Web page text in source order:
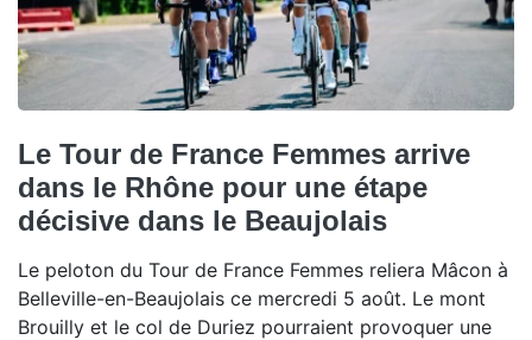
Le Tour de France Femmes arrive
dans le Rhône pour une étape
décisive dans le Beaujolais
Le peloton du Tour de France Femmes reliera Mâcon à
Belleville-en-Beaujolais ce mercredi 5 août. Le mont
Brouilly et le col de Duriez pourraient provoquer une